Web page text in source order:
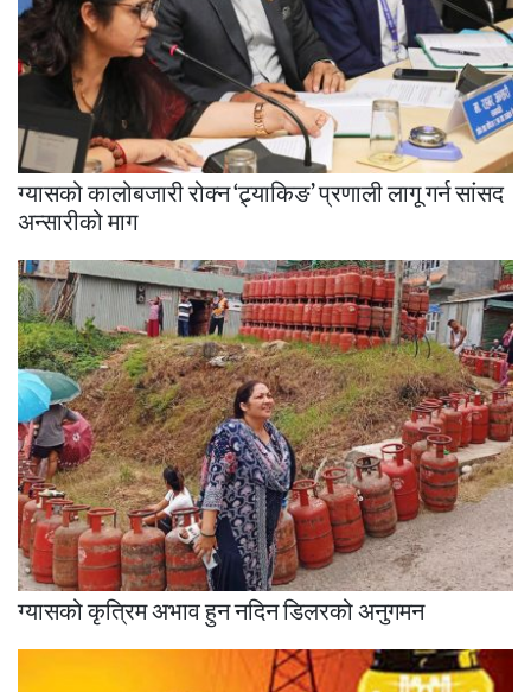
ग्यासको कालोबजारी रोक्न ‘ट्र्याकिङ’ प्रणाली लागू गर्न सांसद
अन्सारीको माग
ग्यासको कृत्रिम अभाव हुन नदिन डिलरको अनुगमन